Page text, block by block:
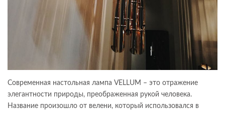
Современная настольная лампа VELLUM – это отражение
элегантности природы, преображенная рукой человека.
Название произошло от велени, который использовался в